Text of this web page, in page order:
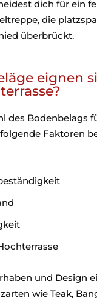
dich für ein
die
überbrückt.
eignen
des Bodenbelags
Faktoren
und Design
wie Teak,